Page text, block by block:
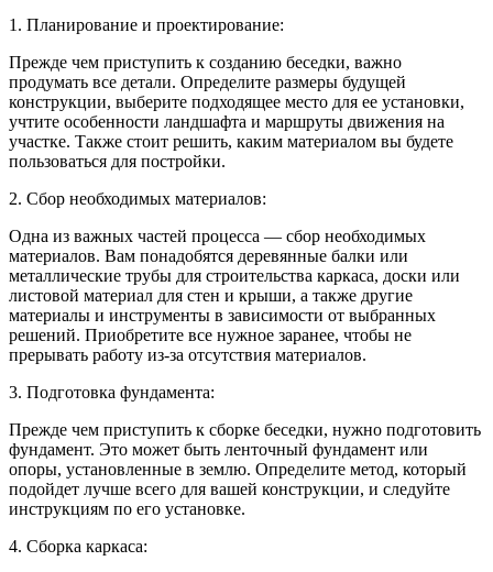
1. Планирование и проектирование:
Прежде чем приступить к созданию беседки, важно
продумать все детали. Определите размеры будущей
конструкции, выберите подходящее место для ее установки,
учтите особенности ландшафта и маршруты движения на
участке. Также стоит решить, каким материалом вы будете
пользоваться для постройки.
2. Сбор необходимых материалов:
Одна из важных частей процесса — сбор необходимых
материалов. Вам понадобятся деревянные балки или
металлические трубы для строительства каркаса, доски или
листовой материал для стен и крыши, а также другие
материалы и инструменты в зависимости от выбранных
решений. Приобретите все нужное заранее, чтобы не
прерывать работу из-за отсутствия материалов.
3. Подготовка фундамента:
Прежде чем приступить к сборке беседки, нужно подготовить
фундамент. Это может быть ленточный фундамент или
опоры, установленные в землю. Определите метод, который
подойдет лучше всего для вашей конструкции, и следуйте
инструкциям по его установке.
4. Сборка каркаса: